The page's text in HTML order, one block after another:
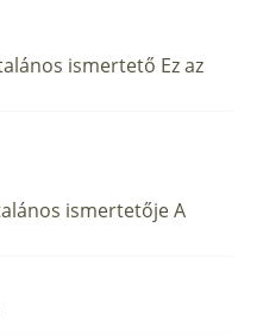
ismertető Ez az
ismertetője A